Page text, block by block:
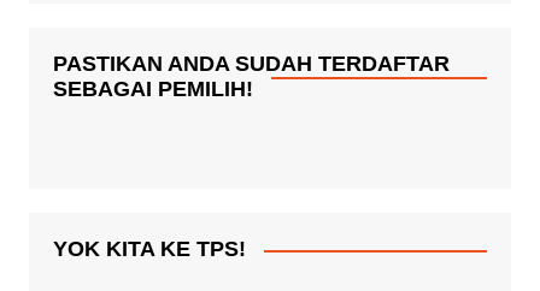
PASTIKAN ANDA SUDAH TERDAFTAR
SEBAGAI PEMILIH!
YOK KITA KE TPS!